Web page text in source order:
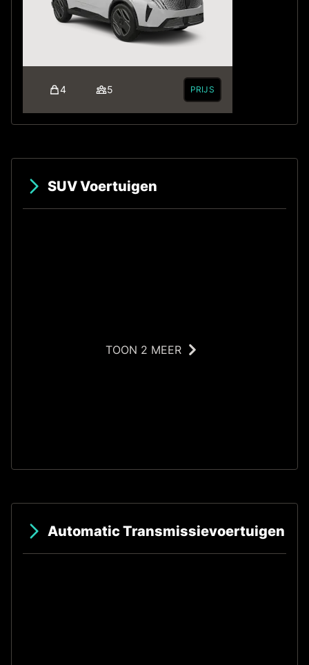
4 5 PRIJS
SUV Voertuigen
TOON 2 MEER
Automatic Transmissievoertuigen